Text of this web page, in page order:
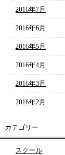
2016年7月
2016年6月
2016年5月
2016年4月
2016年3月
2016年2月
カテゴリー
スクール